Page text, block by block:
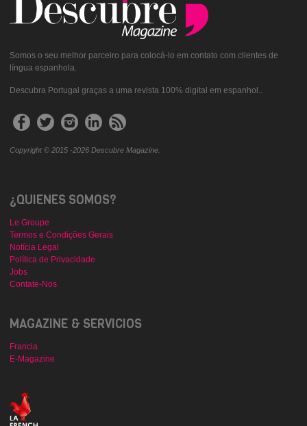
Somos o seu melhor parceiro para colocá-lo em contato com clientes de
língua espanhola.
Descubra Portugal graças a uma revista 100% digital em espanhol..
Copyright © 2015 -2026 Descubre Magazine.
¿QUIENES SOMOS?
Le Groupe
Termos e Condições Gerais
Notícia Legal
Política de Privacidade
Jobs
Contate-Nos
MAGAZINE & SERVICIOS
Francia
E-Magazine